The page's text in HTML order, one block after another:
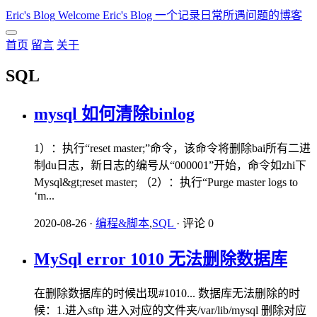
Eric's Blog Welcome Eric's Blog 一个记录日常所遇问题的博客
首页 留言 关于
SQL
mysql 如何清除binlog
1）：执行“reset master;”命令，该命令将删除bai所有二进
制du日志，新日志的编号从“000001”开始，命令如zhi下
Mysql&gt;reset master; （2）：执行“Purge master logs to
‘m...
2020-08-26 · 编程&脚本,SQL · 评论 0
MySql error 1010 无法删除数据库
在删除数据库的时候出现#1010... 数据库无法删除的时
候：1.进入sftp 进入对应的文件夹/var/lib/mysql 删除对应